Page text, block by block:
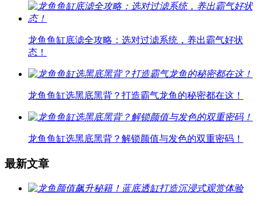
龙鱼鱼缸底滤全攻略：选对过滤系统，养出霸气好状
态！
龙鱼鱼缸选黑底黑背？打造霸气龙鱼的秘密都在这！
龙鱼鱼缸选黑底黑背？解锁颜值与发色的双重密码！
最新文章